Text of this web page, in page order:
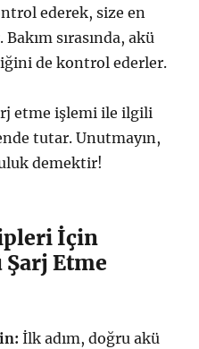
ederek, size en
sırasında, akü
de kontrol ederler.
etme işlemi ile ilgili
tutar. Unutmayın,
demektir!
İçin
Etme
İlk adım, doğru akü